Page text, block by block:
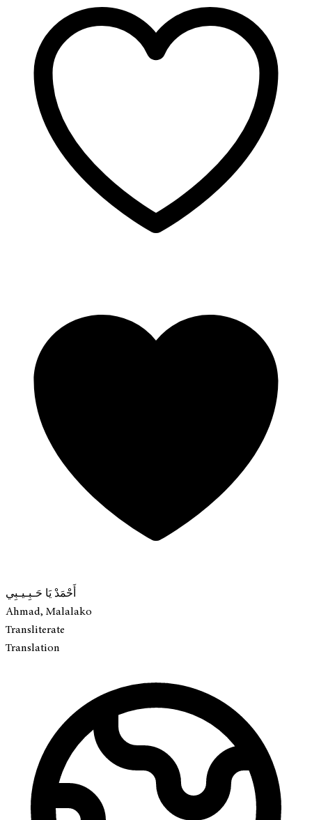
أَحْمَدْ يَا حَـبِـيـبِي
Ahmad, Malalako
Transliterate
Translation